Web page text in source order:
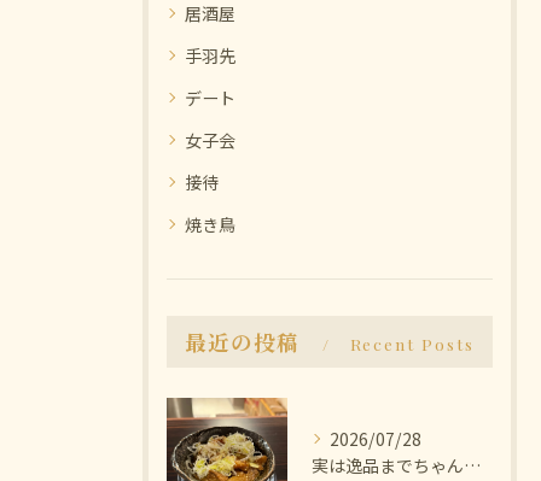
居酒屋
手羽先
デート
女子会
接待
焼き鳥
最近の投稿 Recent Posts
2026/07/28
実は逸品までちゃんと美味しいんです🫨